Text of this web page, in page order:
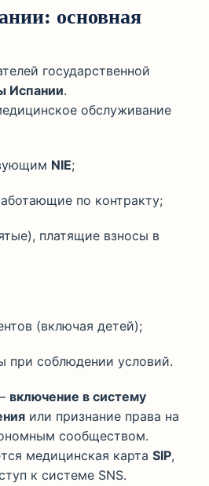
основная
государственной
Испании.
обслуживание
NIE;
по контракту;
платящие взносы в
(включая детей);
при соблюдении условий.
включение в систему
или признание права на
сообществом.
медицинская карта SIP,
к системе SNS.